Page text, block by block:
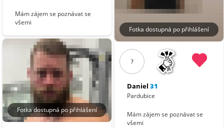
Mám zájem se poznávat se
všemi
Fotka dostupná po přihlášení
Fotka dostupná po přihlášení
?
Daniel 31
Pardubice
Mám zájem se poznávat se
všemi